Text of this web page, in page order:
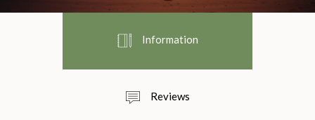
Information
Reviews